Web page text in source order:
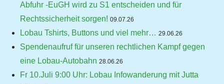
Abfuhr -EuGH wird zu S1 entscheiden und für
Rechtssicherheit sorgen! 09.07.26
Lobau Tshirts, Buttons und viel mehr… 29.06.26
Spendenaufruf für unseren rechtlichen Kampf gegen
eine Lobau-Autobahn 28.06.26
Fr 10.Juli 9:00 Uhr: Lobau Infowanderung mit Jutta